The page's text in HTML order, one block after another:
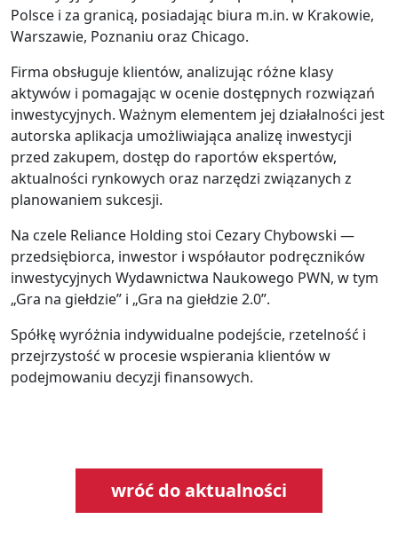
Polsce i za granicą, posiadając biura m.in. w Krakowie,
Warszawie, Poznaniu oraz Chicago.
Firma obsługuje klientów, analizując różne klasy
aktywów i pomagając w ocenie dostępnych rozwiązań
inwestycyjnych. Ważnym elementem jej działalności jest
autorska aplikacja umożliwiająca analizę inwestycji
przed zakupem, dostęp do raportów ekspertów,
aktualności rynkowych oraz narzędzi związanych z
planowaniem sukcesji.
Na czele Reliance Holding stoi Cezary Chybowski —
przedsiębiorca, inwestor i współautor podręczników
inwestycyjnych Wydawnictwa Naukowego PWN, w tym
„Gra na giełdzie” i „Gra na giełdzie 2.0”.
Spółkę wyróżnia indywidualne podejście, rzetelność i
przejrzystość w procesie wspierania klientów w
podejmowaniu decyzji finansowych.
wróć do aktualności